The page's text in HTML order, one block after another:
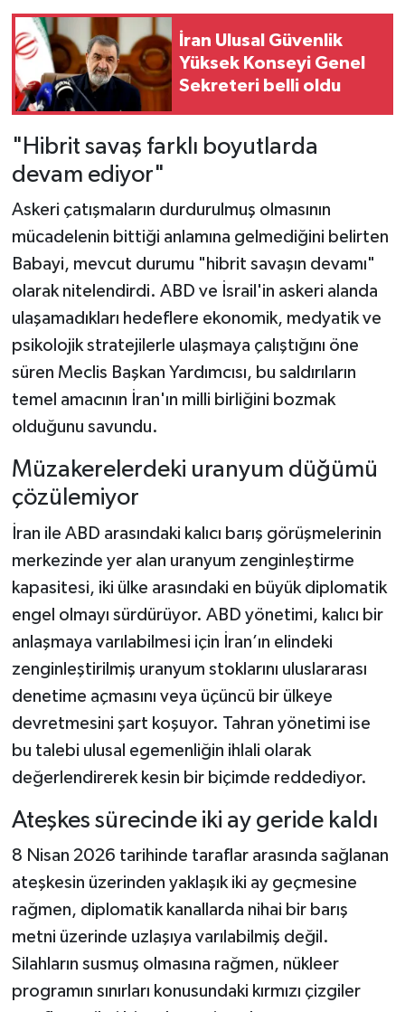
İran Ulusal Güvenlik
Yüksek Konseyi Genel
Sekreteri belli oldu
"Hibrit savaş farklı boyutlarda
devam ediyor"
Askeri çatışmaların durdurulmuş olmasının
mücadelenin bittiği anlamına gelmediğini belirten
Babayi, mevcut durumu "hibrit savaşın devamı"
olarak nitelendirdi. ABD ve İsrail'in askeri alanda
ulaşamadıkları hedeflere ekonomik, medyatik ve
psikolojik stratejilerle ulaşmaya çalıştığını öne
süren Meclis Başkan Yardımcısı, bu saldırıların
temel amacının İran'ın milli birliğini bozmak
olduğunu savundu.
Müzakerelerdeki uranyum düğümü
çözülemiyor
İran ile ABD arasındaki kalıcı barış görüşmelerinin
merkezinde yer alan uranyum zenginleştirme
kapasitesi, iki ülke arasındaki en büyük diplomatik
engel olmayı sürdürüyor. ABD yönetimi, kalıcı bir
anlaşmaya varılabilmesi için İran’ın elindeki
zenginleştirilmiş uranyum stoklarını uluslararası
denetime açmasını veya üçüncü bir ülkeye
devretmesini şart koşuyor. Tahran yönetimi ise
bu talebi ulusal egemenliğin ihlali olarak
değerlendirerek kesin bir biçimde reddediyor.
Ateşkes sürecinde iki ay geride kaldı
8 Nisan 2026 tarihinde taraflar arasında sağlanan
ateşkesin üzerinden yaklaşık iki ay geçmesine
rağmen, diplomatik kanallarda nihai bir barış
metni üzerinde uzlaşıya varılabilmiş değil.
Silahların susmuş olmasına rağmen, nükleer
programın sınırları konusundaki kırmızı çizgiler